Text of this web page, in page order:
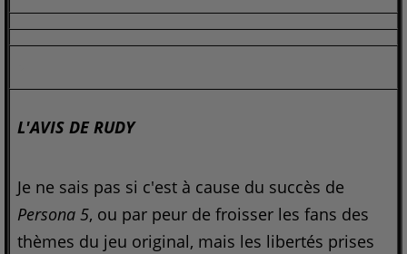
L'AVIS DE RUDY
Je ne sais pas si c'est à cause du succès de
Persona 5, ou par peur de froisser les fans des
thèmes du jeu original, mais les libertés prises